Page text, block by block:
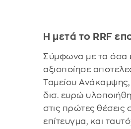
Η μετά το RRF
Σύμφωνα με τα όσα
αξιοποίησε
Ταμείου
δισ. ευρώ
στις πρώτες
επίτευγμα, και